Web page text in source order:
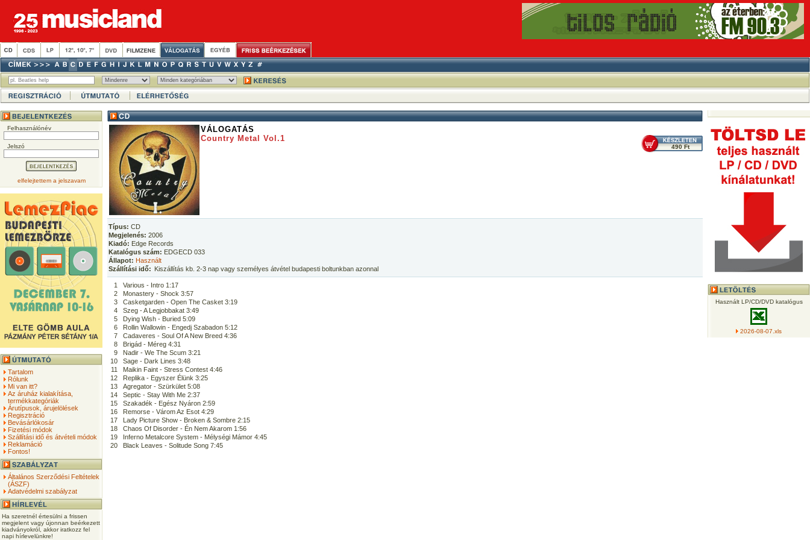
Felhasználónév
Jelszó
elfelejtettem a jelszavam
Tartalom
Rólunk
Mi van itt?
Az áruház kialakítása,
termékkategóriák
Árutípusok, árujelölések
Regisztráció
Bevásárlókosár
Fizetési módok
Szállítási idő és átvételi módok
Reklamáció
Fontos!
Általános Szerződési Feltételek
(ÁSZF)
Adatvédelmi szabályzat
Ha szeretnél értesülni a frissen
megjelent vagy újonnan beérkezett
kiadványokról, akkor iratkozz fel
napi hírlevelünkre!
VÁLOGATÁS
Country Metal Vol.1
490 Ft
Típus: CD
Megjelenés: 2006
Kiadó: Edge Records
Katalógus szám: EDGECD 033
Állapot: Használt
Szállítási idő: Kiszállítás kb. 2-3 nap vagy személyes átvétel budapesti boltunkban azonnal
1
Various - Intro 1:17
2
Monastery - Shock 3:57
3
Casketgarden - Open The Casket 3:19
4
Szeg - A Legjobbakat 3:49
5
Dying Wish - Buried 5:09
6
Rollin Wallowin - Engedj Szabadon 5:12
7
Cadaveres - Soul Of A New Breed 4:36
8
Brigád - Méreg 4:31
9
Nadir - We The Scum 3:21
10
Sage - Dark Lines 3:48
11
Maikin Faint - Stress Contest 4:46
12
Replika - Egyszer Élünk 3:25
13
Agregator - Szürkület 5:08
14
Septic - Stay With Me 2:37
15
Szakadék - Egész Nyáron 2:59
16
Remorse - Várom Az Esot 4:29
17
Lady Picture Show - Broken & Sombre 2:15
18
Chaos Of Disorder - Én Nem Akarom 1:56
19
Inferno Metalcore System - Mélységi Mámor 4:45
20
Black Leaves - Solitude Song 7:45
Használt LP/CD/DVD katalógus
2026-08-07.xls